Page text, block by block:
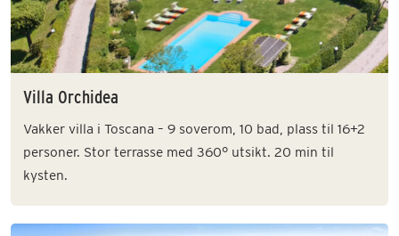
Villa Orchidea
Vakker villa i Toscana – 9 soverom, 10 bad, plass til 16+2
personer. Stor terrasse med 360° utsikt. 20 min til
kysten.